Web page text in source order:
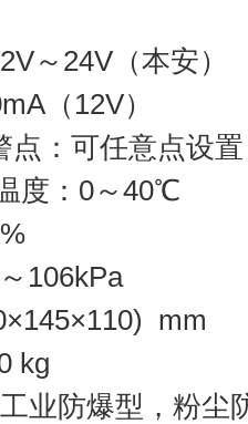
～24V（本安）
（12V）
点：可任意点设
度：0～40℃
106kPa
mm
kg
业防爆型，粉尘